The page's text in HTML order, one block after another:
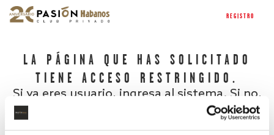
REGISTRO
LA PÁGINA QUE HAS SOLICITADO
TIENE ACCESO RESTRINGIDO.
Si ya eres usuario, ingresa al sistema. Si no,